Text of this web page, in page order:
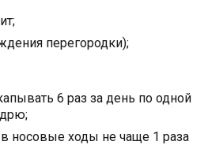
перегородки);
6 раз за день по одной
носовые ходы не чаще 1 раза